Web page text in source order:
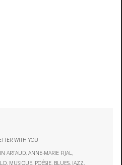
WITH YOU
ARTAUD,ANNE-MARIE FIJAL,
, MUSIQUE, POÉSIE, BLUES, JAZZ,